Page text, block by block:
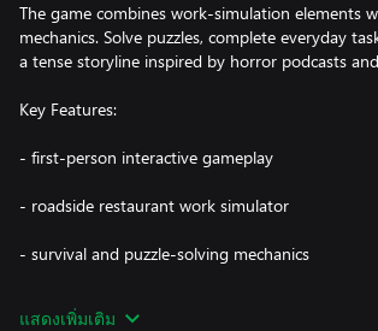
The game combines work-simulation elements
mechanics. Solve puzzles, complete everyday
a tense storyline inspired by horror podcasts
Key Features:
- first-person interactive gameplay
- roadside restaurant work simulator
- survival and puzzle-solving mechanics
แสดงเพิ่มเติม